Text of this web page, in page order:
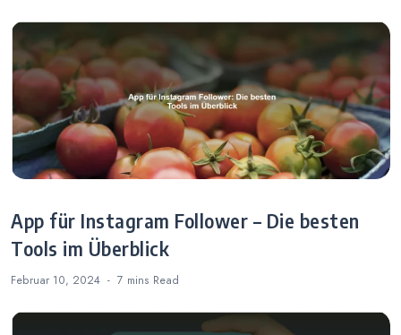
App für Instagram Follower – Die besten
Tools im Überblick
Februar 10, 2024 7 mins Read